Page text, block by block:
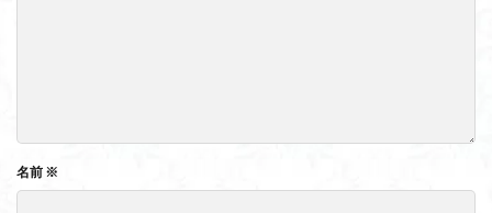
名前 ※